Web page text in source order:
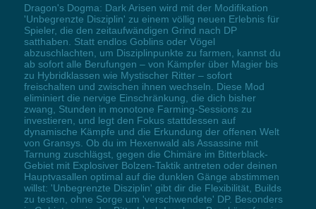
Dragon's Dogma: Dark Arisen wird mit der Modifikation
'Unbegrenzte Disziplin' zu einem völlig neuen Erlebnis für
Spieler, die den zeitaufwändigen Grind nach DP
satthaben. Statt endlos Goblins oder Vögel
abzuschlachten, um Disziplinpunkte zu farmen, kannst du
ab sofort alle Berufungen – von Kämpfer über Magier bis
zu Hybridklassen wie Mystischer Ritter – sofort
freischalten und zwischen ihnen wechseln. Diese Mod
eliminiert die nervige Einschränkung, die dich bisher
zwang, Stunden in monotone Farming-Sessions zu
investieren, und legt den Fokus stattdessen auf
dynamische Kämpfe und die Erkundung der offenen Welt
von Gransys. Ob du im Hexenwald als Assassine mit
Tarnung zuschlägst, gegen die Chimäre im Bitterblack-
Gebiet mit Explosiver Bolzen-Taktik antreten oder deinen
Hauptvasallen optimal auf die dunklen Gänge abstimmen
willst: 'Unbegrenzte Disziplin' gibt dir die Flexibilität, Builds
zu testen, ohne Sorge um 'verschwendete' DP. Besonders